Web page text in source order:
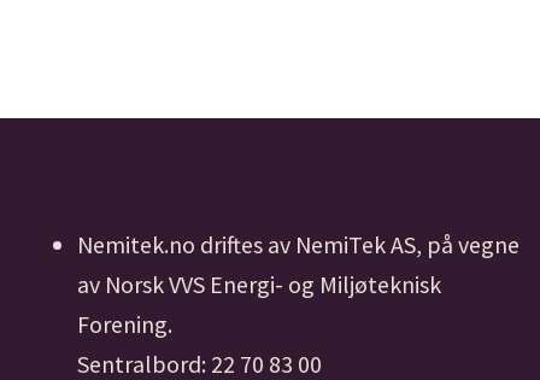
Nemitek.no driftes av NemiTek AS, på vegne
av Norsk VVS Energi- og Miljøteknisk
Forening.
Sentralbord: 22 70 83 00